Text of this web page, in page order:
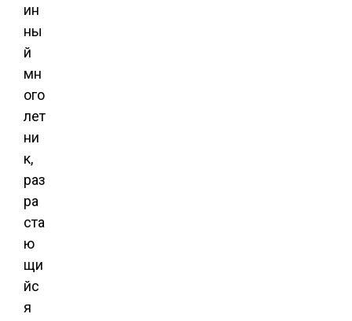
ин
ны
й
мн
ого
лет
ни
к,
раз
ра
ста
ю
щи
йс
я